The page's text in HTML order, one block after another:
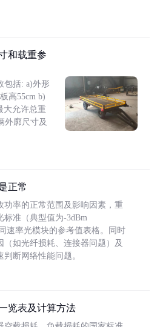
和载重参
包括: a)外形
高55cm b)
大允许总重
外廓尺寸及
正常
功率的正常范围及影响因素，重
标准（典型值为-3dBm
速率光模块的参考值表格。同时
如光纤损耗、连接器问题）及
断网络性能问题。
览表及计算方法